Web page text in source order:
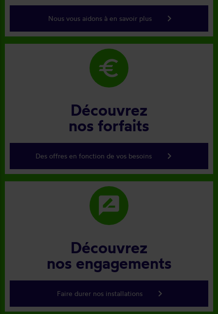
Nous vous aidons à en savoir plus keyboard_arrow_right
euro
Découvrez
nos forfaits
Des offres en fonction de vos besoins keyboard_arrow_right
rate_review
Découvrez
nos engagements
Faire durer nos installations keyboard_arrow_right